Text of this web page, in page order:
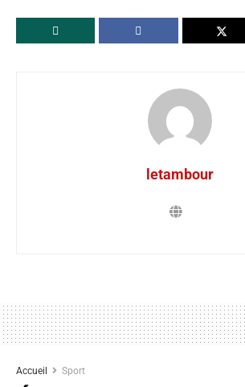
letambour
Accueil Sport